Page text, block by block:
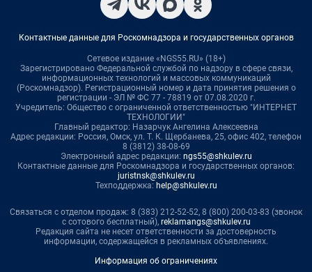
Контактные данные для Роскомнадзора и государственных органов
Сетевое издание «NGS55.RU» (18+)
Зарегистрировано Федеральной службой по надзору в сфере связи,
информационных технологий и массовых коммуникаций
(Роскомнадзор). Регистрационный номер и дата принятия решения о
регистрации - ЭЛ № ФС 77 - 78819 от 07.08.2020 г.
Учредитель: Общество с ограниченной ответственностью "ИНТЕРНЕТ
ТЕХНОЛОГИИ"
Главный редактор: Назарчук Ангелина Алексеевна
Адрес редакции: Россия, Омск, ул. Т. К. Щербанева, 25, офис 402, телефон
8 (3812) 38-08-69
Электронный адрес редакции: ngs55@shkulev.ru
Контактные данные для Роскомнадзора и государственных органов:
juristnsk@shkulev.ru
Техподдержка: help@shkulev.ru
Связаться с отделом продаж: 8 (383) 212-52-52, 8 (800) 200-03-83 (звонок
с сотового бесплатный), reklamangs@shkulev.ru
Редакция сайта не несет ответственности за достоверность
информации, содержащейся в рекламных объявлениях.
Информация об ограничениях